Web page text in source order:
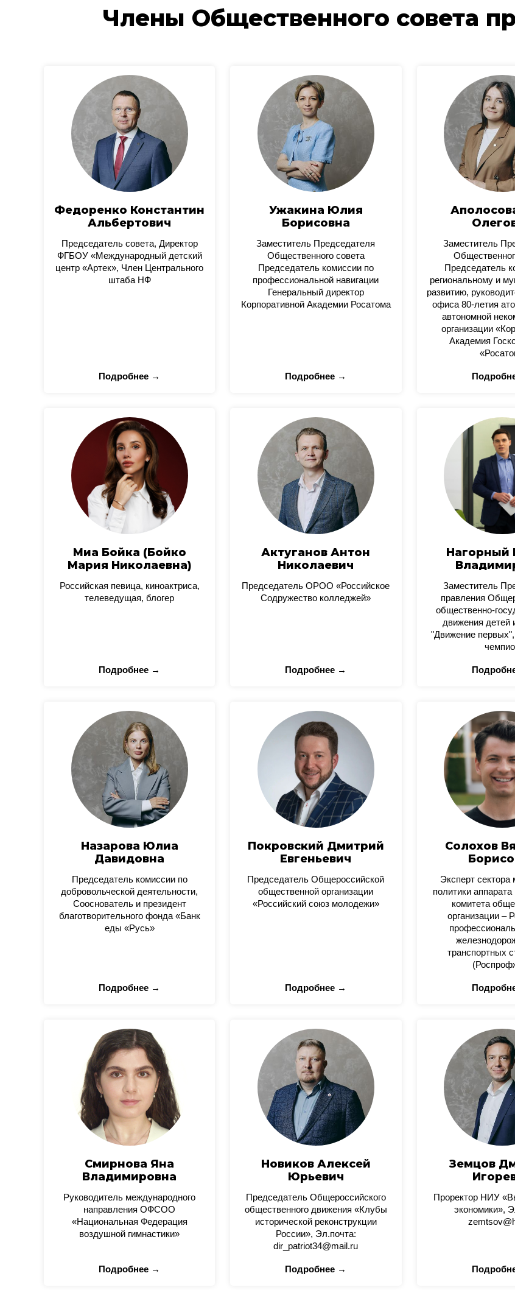
Члены Общественного совета
Федоренко Константин
Альбертович
Председатель совета, Директор
ФГБОУ «Международный детский
центр «Артек», Член Центрального
штаба НФ
Подробнее →
Ужакина Юлия
Борисовна
Заместитель Председателя
Общественного совета
Председатель комиссии по
профессиональной навигации
Генеральный директор
Корпоративной Академии Росатома
Подробнее →
Заместитель
Председатель
региональному и
развитию,
офиса 80-летия
автономной
организации
Академия
Миа Бойка (Бойко
Мария Николаевна)
Российская певица, киноактриса,
телеведущая, блогер
Подробнее →
Актуганов Антон
Николаевич
Председатель ОРОО «Российское
Содружество колледжей»
Подробнее →
Нагорный
Заместитель
правления
общественно-
движения детей
"Движение
Назарова Юлиа
Давидовна
Председатель комиссии по
добровольческой деятельности,
Сооснователь и президент
благотворительного фонда «Банк
еды «Русь»
Подробнее →
Покровский Дмитрий
Евгеньевич
Председатель Общероссийской
общественной организации
«Российский союз молодежи»
Подробнее →
Солохов
Эксперт
политики
комитета
организации –
транспортных
Смирнова Яна
Владимировна
Руководитель международного
направления ОФСОО
«Национальная Федерация
воздушной гимнастики»
Подробнее →
Новиков Алексей
Юрьевич
Председатель Общероссийского
общественного движения «Клубы
исторической реконструкции
России», Эл.почта:
dir_patriot34@mail.ru
Подробнее →
Земцов
Проректор НИУ
экономики»,